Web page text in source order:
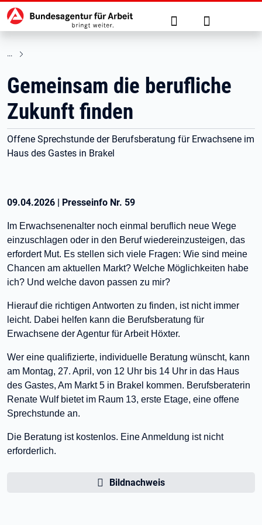
zu den Hauptinhalten springen
Hauptnavigation Suche Anmelden
Gemeinsam die berufliche
Zukunft finden
Offene Sprechstunde der Berufsberatung für Erwachsene im
Haus des Gastes in Brakel
09.04.2026 | Presseinfo Nr. 59
Im Erwachsenenalter noch einmal beruflich neue Wege
einzuschlagen oder in den Beruf wiedereinzusteigen, das
erfordert Mut. Es stellen sich viele Fragen: Wie sind meine
Chancen am aktuellen Markt? Welche Möglichkeiten habe
ich? Und welche davon passen zu mir?
Hierauf die richtigen Antworten zu finden, ist nicht immer
leicht. Dabei helfen kann die Berufsberatung für
Erwachsene der Agentur für Arbeit Höxter.
Wer eine qualifizierte, individuelle Beratung wünscht, kann
am Montag, 27. April, von 12 Uhr bis 14 Uhr in das Haus
des Gastes, Am Markt 5 in Brakel kommen. Berufsberaterin
Renate Wulf bietet im Raum 13, erste Etage, eine offene
Sprechstunde an.
Die Beratung ist kostenlos. Eine Anmeldung ist nicht
erforderlich.
Bildnachweis